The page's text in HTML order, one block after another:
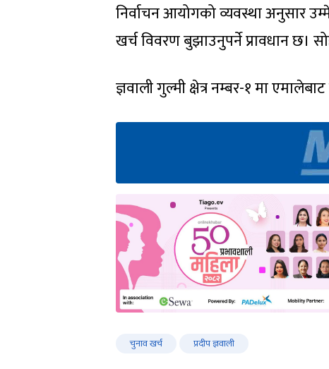
निर्वाचन आयोगको व्यवस्था अनुसार
खर्च विवरण बुझाउनुपर्ने प्रावधान छ।
ज्ञवाली गुल्मी क्षेत्र नम्बर-१ मा
चुनाव खर्च प्रदीप ज्ञवाली